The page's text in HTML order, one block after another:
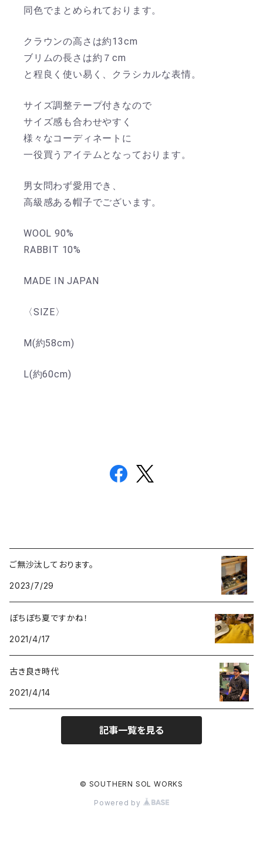
同色でまとめられております。
クラウンの高さは約13cm
ブリムの長さは約７cm
と程良く使い易く、クラシカルな表情。
サイズ調整テープ付きなので
サイズ感も合わせやすく
様々なコーディネートに
一役買うアイテムとなっております。
男女問わず愛用でき、
高級感ある帽子でございます。
WOOL 90%
RABBIT 10%
MADE IN JAPAN
〈SIZE〉
M(約58cm)
L(約60cm)
ご無沙汰しております。
2023/7/29
ぼちぼち夏ですかね！
2021/4/17
古き良き時代
2021/4/14
記事一覧を見る
© SOUTHERN SOL WORKS
Powered by